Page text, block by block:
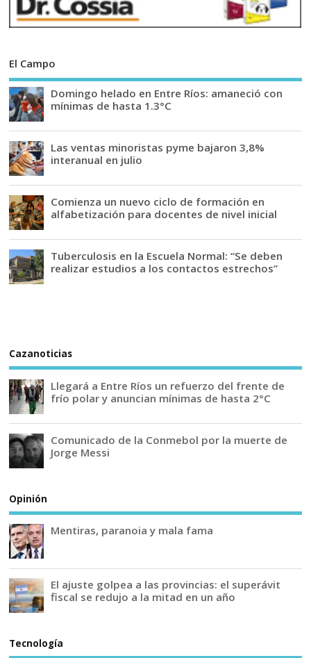
El Campo
Domingo helado en Entre Ríos: amaneció con
mínimas de hasta 1.3°C
Las ventas minoristas pyme bajaron 3,8%
interanual en julio
Comienza un nuevo ciclo de formación en
alfabetización para docentes de nivel inicial
Tuberculosis en la Escuela Normal: “Se deben
realizar estudios a los contactos estrechos”
Cazanoticias
Llegará a Entre Ríos un refuerzo del frente de
frío polar y anuncian mínimas de hasta 2°C
Comunicado de la Conmebol por la muerte de
Jorge Messi
Opinión
Mentiras, paranoia y mala fama
El ajuste golpea a las provincias: el superávit
fiscal se redujo a la mitad en un año
Tecnología